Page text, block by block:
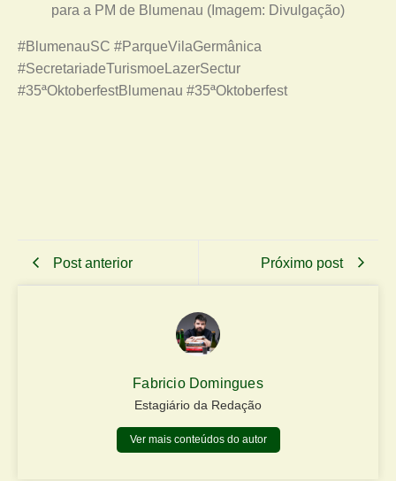
para a PM de Blumenau (Imagem: Divulgação)
#BlumenauSC #ParqueVilaGermânica
#SecretariadeTurismoeLazerSectur
#35ªOktoberfestBlumenau #35ªOktoberfest
Post anterior Próximo post
Fabricio Domingues
Estagiário da Redação
Ver mais conteúdos do autor